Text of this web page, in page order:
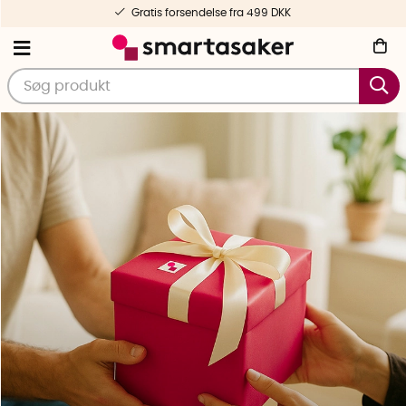
Hurtig levering og personlig service